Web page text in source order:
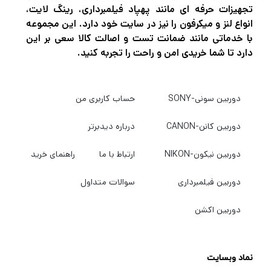
Godox SK300II-V Studio Flash Monolight
با شماره راهنمای 190 اینچ، تک نور استودیو
SK300II-V از Godox مدل اصلی لامپ هالوژن
جایگزین می کند که قدرت بسیار کمی را با
روشنایی زیاد می گیرد. این منبع فلاش
بازیافت 0.1 تا 1.5 ثانیه با مدت زمان فلاش
و با برق 110 تا 120 VAC کار می کند.
تجهیزات حرفه ای مانند پهپاد فیلمبرداری، رینگ لایت،
انواع لنز و میکرفون را نیز در سایت خود دارد. این مجموعه
با خدماتی مانند ضمانت تست و اصالت کالا سعی بر این
دارد تا شما خریدی امن و راحت را تجربه کنید.
دوربین سونی-SONY
دوربین کانن-CANON
دوربین نیکون-NIKON
دوربین فیلمبرداری
دوربین اکشن
حساب کاربری من
درباره دیدبرتر
ارتباط با ما راهنمای خرید
سوالات متداول
نماد وبسایت